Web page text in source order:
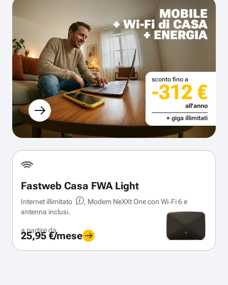
MOBILE
+ Wi-Fi di CASA
+ ENERGIA
sconto fino a
-312 €
all'anno
+ giga illimitati
Fastweb Casa FWA Light
Internet illimitato
, Modem NeXXt One con Wi‑Fi 6 e
antenna inclusi.
a partire da
25,95 €/mese